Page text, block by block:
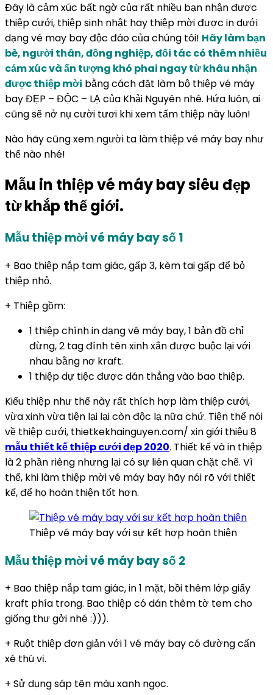
Đây là cảm xúc bất ngờ của rất nhiều bạn nhận được
thiệp cưới, thiệp sinh nhật hay thiệp mời được in dưới
dạng vé may bay độc đáo của chúng tôi! Hãy làm bạn
bè, người thân, đồng nghiệp, đối tác có thêm nhiều
cảm xúc và ấn tượng khó phai ngay từ khâu nhận
được thiệp mời bằng cách đặt làm bộ thiệp vé máy
bay ĐẸP – ĐỘC – LẠ của Khải Nguyên nhé. Hứa luôn, ai
cũng sẽ nở nụ cười tươi khi xem tấm thiệp này luôn!
Nào hãy cũng xem người ta làm thiệp vé máy bay như
thế nào nhé!
Mẫu in thiệp vé máy bay siêu đẹp
từ khắp thế giới.
Mẫu thiệp mời vé máy bay số 1
+ Bao thiệp nắp tam giác, gấp 3, kèm tai gấp để bỏ
thiệp nhỏ.
+ Thiệp gồm:
1 thiệp chính in dạng vé máy bay, 1 bản đồ chỉ
đừng, 2 tag đính tên xinh xắn được buộc lại với
nhau bằng nơ kraft.
1 thiệp dự tiệc được dán thẳng vào bao thiệp.
Kiểu thiệp như thế này rất thích hợp làm thiệp cưới,
vừa xinh vừa tiện lại lại còn độc lạ nữa chứ. Tiện thể nói
về thiệp cưới, thietkekhainguyen.com/ xin giới thiệu 8
mẫu thiết kế thiệp cưới đẹp 2020. Thiết kế và in thiệp
là 2 phần riêng nhưng lại có sự liên quan chặt chẽ. Vì
thế, khi làm thiệp mời vé máy bay hãy nói rõ với thiết
kế, để họ hoàn thiện tốt hơn.
Thiệp vé máy bay với sự kết hợp hoàn thiện
Mẫu thiệp mời vé máy bay số 2
+ Bao thiệp nắp tam giác, in 1 mặt, bồi thêm lớp giấy
kraft phía trong. Bao thiệp có dán thêm tờ tem cho
giống thư gởi nhé :))).
+ Ruột thiệp đơn giản với 1 vé máy bay có đường cấn
xé thú vị.
+ Sử dụng sáp tên màu xanh ngọc.